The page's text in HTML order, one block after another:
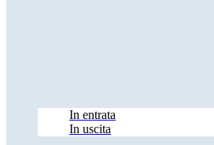
In entrata
In uscita